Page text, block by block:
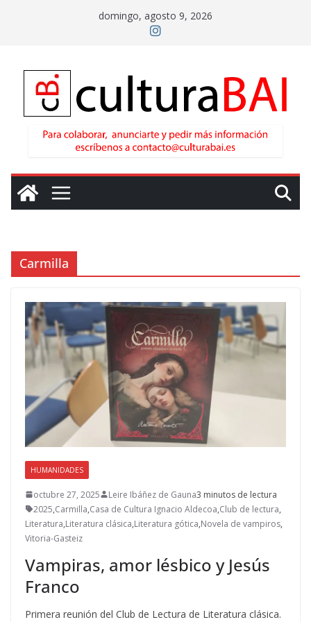
domingo, agosto 9, 2026
Carmilla
HUMANIDADES
octubre 27, 2025 Leire Ibáñez de Gauna3 minutos de lectura
2025,Carmilla,Casa de Cultura Ignacio Aldecoa,Club de lectura,
Literatura,Literatura clásica,Literatura gótica,Novela de vampiros,
Vitoria-Gasteiz
Vampiras, amor lésbico y Jesús
Franco
Primera reunión del Club de Lectura de Literatura clásica.